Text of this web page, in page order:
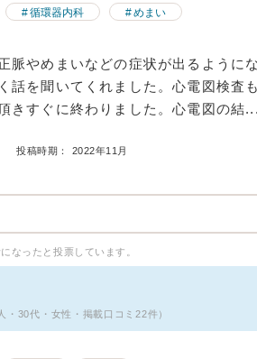
循環器内科 めまい
脈やめまいなどの症状が出るように
話を聞いてくれました。心電図検査
きすぐに終わりました。心電図の結...
投稿時期： 2022年11月
なったと投票しています。
・30代・女性・掲載口コミ22件）